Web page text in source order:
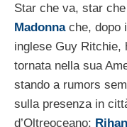
Star che va, star
Madonnache, dopo
inglese Guy Ritchie,
tornata nella sua
stando a rumors
sulla presenza in
d’Oltreoceano: